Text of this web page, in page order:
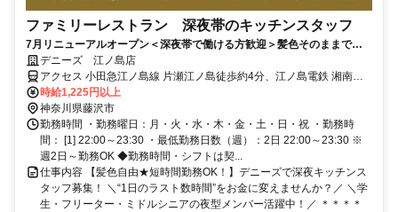
ファミリーレストラン 深夜帯のキッチンスタッフ
7月リニューアルオープン＜深夜帯で働ける方歓迎＞髪色そのままで
OK♪深夜手当＋食事補助＆割引券で、夜ふかし時間がおトクな収入に◎
大学生歓迎！
デニーズ 江ノ島店
アクセス 小田急江ノ島線 片瀬江ノ島徒歩約4分、江ノ島電鉄 湘南海
岸公園徒歩約11分、江ノ島電鉄 江ノ島徒歩約11分 片瀬江ノ島駅より
徒歩5分
時給1,225円以上
神奈川県藤沢市
勤務時間 ・勤務曜日：月・火・水・木・金・土・日・祝 ・勤務時
間： [1] 22:00～23:30 ・最低勤務日数（週）：2日 22:00～23:30 ※
週2日～勤務OK ◆勤務時間・シフトは契...
仕事内容 【髪色自由★短時間勤務OK！】デニーズで深夜キッチンス
タッフ募集！ ＼“1日のラスト数時間”をお金に変えませんか？／ ＼学
生・フリーター・ミドルシニアの夜型メンバー活躍中！／ ＊＊＊＊